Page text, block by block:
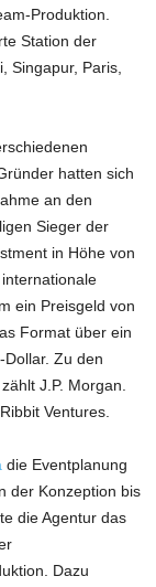
Produktion.
Station der
Singapur, Paris,
hatten sich
an den
Sieger der
in Höhe von
ein Preisgeld von
Format über ein
Zu den
zählt J.P. Morgan.
Ventures.
die Eventplanung
der Konzeption bis
die Agentur das
Dazu